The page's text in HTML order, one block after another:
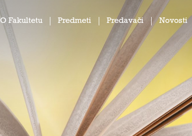
O Fakultetu Predmeti Predavači Novosti